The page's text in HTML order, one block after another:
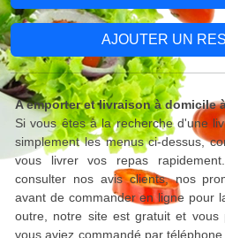
AJOUTER UN
A emporter et livraison à domicile
Si vous êtes à la recherche d'une
simplement les menus ci-dessus,
vous livrer vos repas
consulter nos avis clients, nos
avant de commander en ligne pour
outre, notre site est gratuit et
vous aviez commandé par